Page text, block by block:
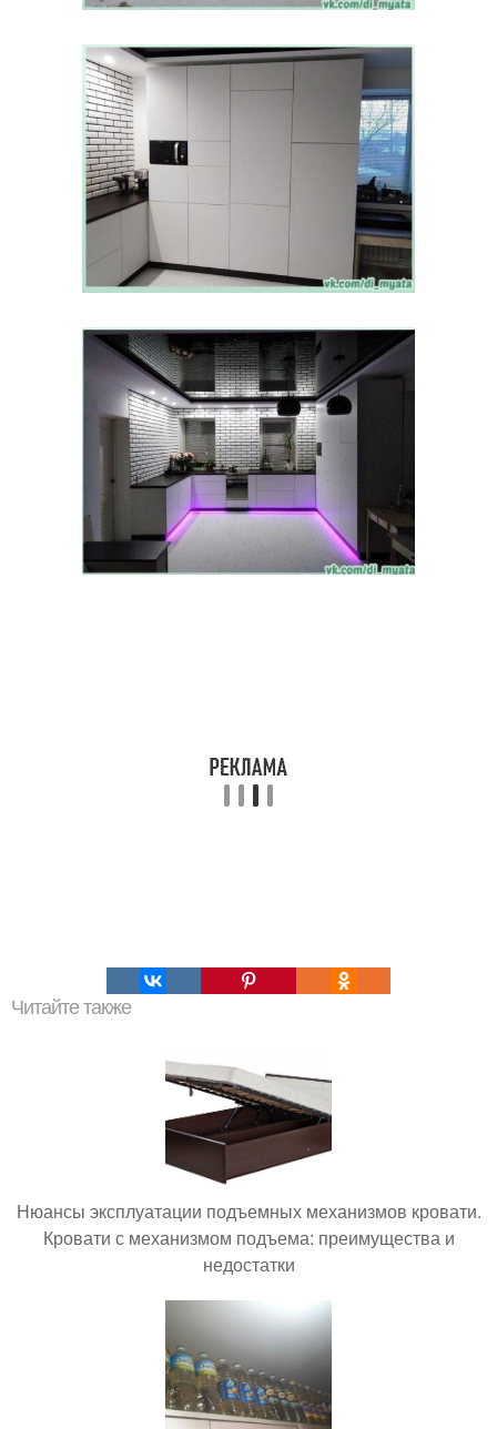
Читайте также
Нюансы эксплуатации подъемных механизмов кровати.
Кровати с механизмом подъема: преимущества и
недостатки